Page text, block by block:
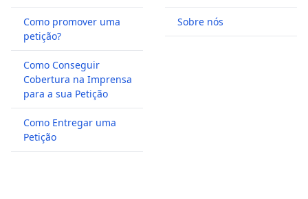
Como promover uma
petição?
Como Conseguir
Cobertura na Imprensa
para a sua Petição
Como Entregar uma
Petição
Sobre nós